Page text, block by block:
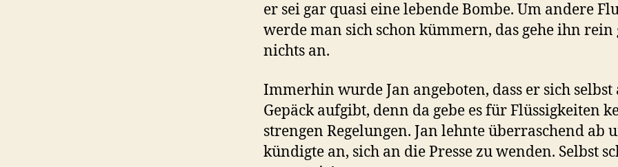
er sei gar quasi eine lebende Bombe. Um andere
werde man sich schon kümmern, das gehe ihn rein
nichts an.
Immerhin wurde Jan angeboten, dass er sich selbst
Gepäck aufgibt, denn da gebe es für Flüssigkeiten
strengen Regelungen. Jan lehnte überraschend ab
kündigte an, sich an die Presse zu wenden. Selbst